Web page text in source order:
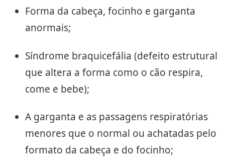
Forma da cabeça, focinho e garganta
anormais;
Síndrome braquicefália (defeito estrutural
que altera a forma como o cão respira,
come e bebe);
A garganta e as passagens respiratórias
menores que o normal ou achatadas pelo
formato da cabeça e do focinho;